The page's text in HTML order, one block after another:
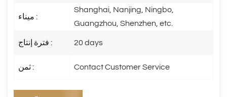
ميناء :
Shanghai, Nanjing, Ningbo,
Guangzhou, Shenzhen, etc.
فترة إنتاج : 20 days
ثمن : Contact Customer Service